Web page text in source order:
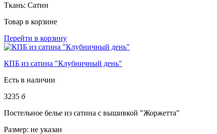
Ткань: Сатин
Товар в корзине
Перейти в корзину
КПБ из сатина "Клубничный день"
Есть в наличии
3235 б
Постельное белье из сатина с вышивкой "Жоржетта"
Размер: не указан